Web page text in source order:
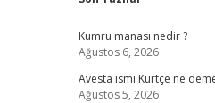
Sidebar
Kumru manası nedir ?
Ağustos 6, 2026
Avesta ismi Kürtçe ne
Ağustos 5, 2026